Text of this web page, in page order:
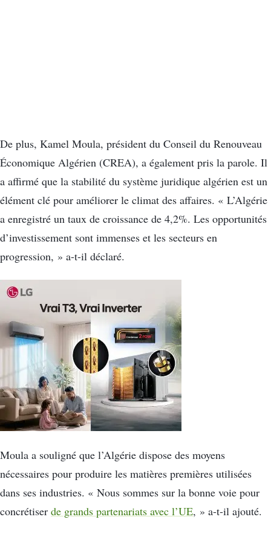
De plus, Kamel Moula, président du Conseil du Renouveau
Économique Algérien (CREA), a également pris la parole. Il
a affirmé que la stabilité du système juridique algérien est un
élément clé pour améliorer le climat des affaires. « L’Algérie
a enregistré un taux de croissance de 4,2%. Les opportunités
d’investissement sont immenses et les secteurs en
progression, » a-t-il déclaré.
Moula a souligné que l’Algérie dispose des moyens
nécessaires pour produire les matières premières utilisées
dans ses industries. « Nous sommes sur la bonne voie pour
concrétiser de grands partenariats avec l’UE, » a-t-il ajouté.